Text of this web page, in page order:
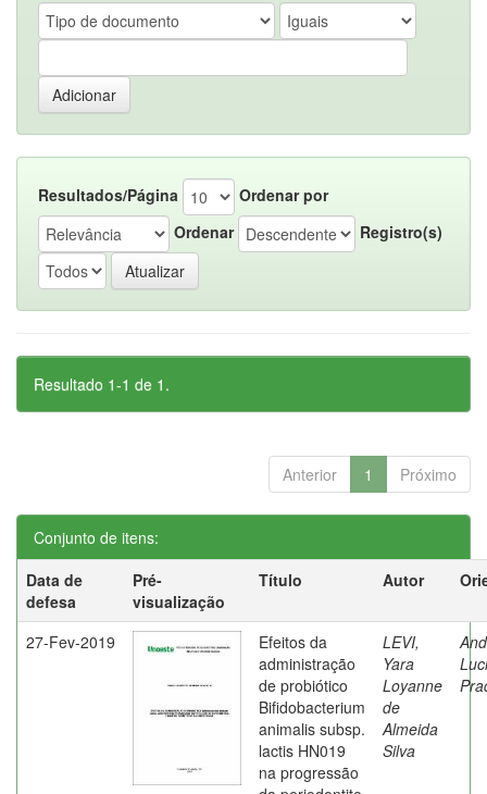
Resultados/Página
Ordenar por
Ordenar
Registro(s)
Resultado 1-1 de 1.
Anterior 1 Próximo
Conjunto de itens:
Data de
defesa
Pré-
visualização
Título Autor
27-Fev-2019
Efeitos da
administração
de probiótico
Bifidobacterium
animalis subsp.
lactis HN019
na progressão
LEVI,
Yara
Loyanne
de
Almeida
Silva